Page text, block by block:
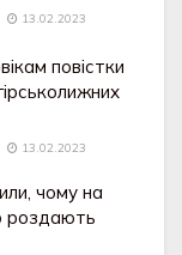
13.02.2023
повістки
13.02.2023
чому на
роздають